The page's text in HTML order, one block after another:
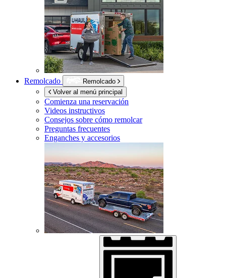
Remolcado
Remolcado
Volver al menú principal
Comienza una reservación
Videos instructivos
Consejos sobre cómo remolcar
Preguntas frecuentes
Enganches y accesorios